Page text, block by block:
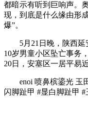
都暗示有听到巨响声。
现，到底是什么缘由形
爆”。
5月21日晚，陕西延
10岁男童小区坠亡事务
20日，安塞区一居平易
enoi 喷鼻槟鎏光 玉田
闪脚趾甲 #显白脚趾甲 #